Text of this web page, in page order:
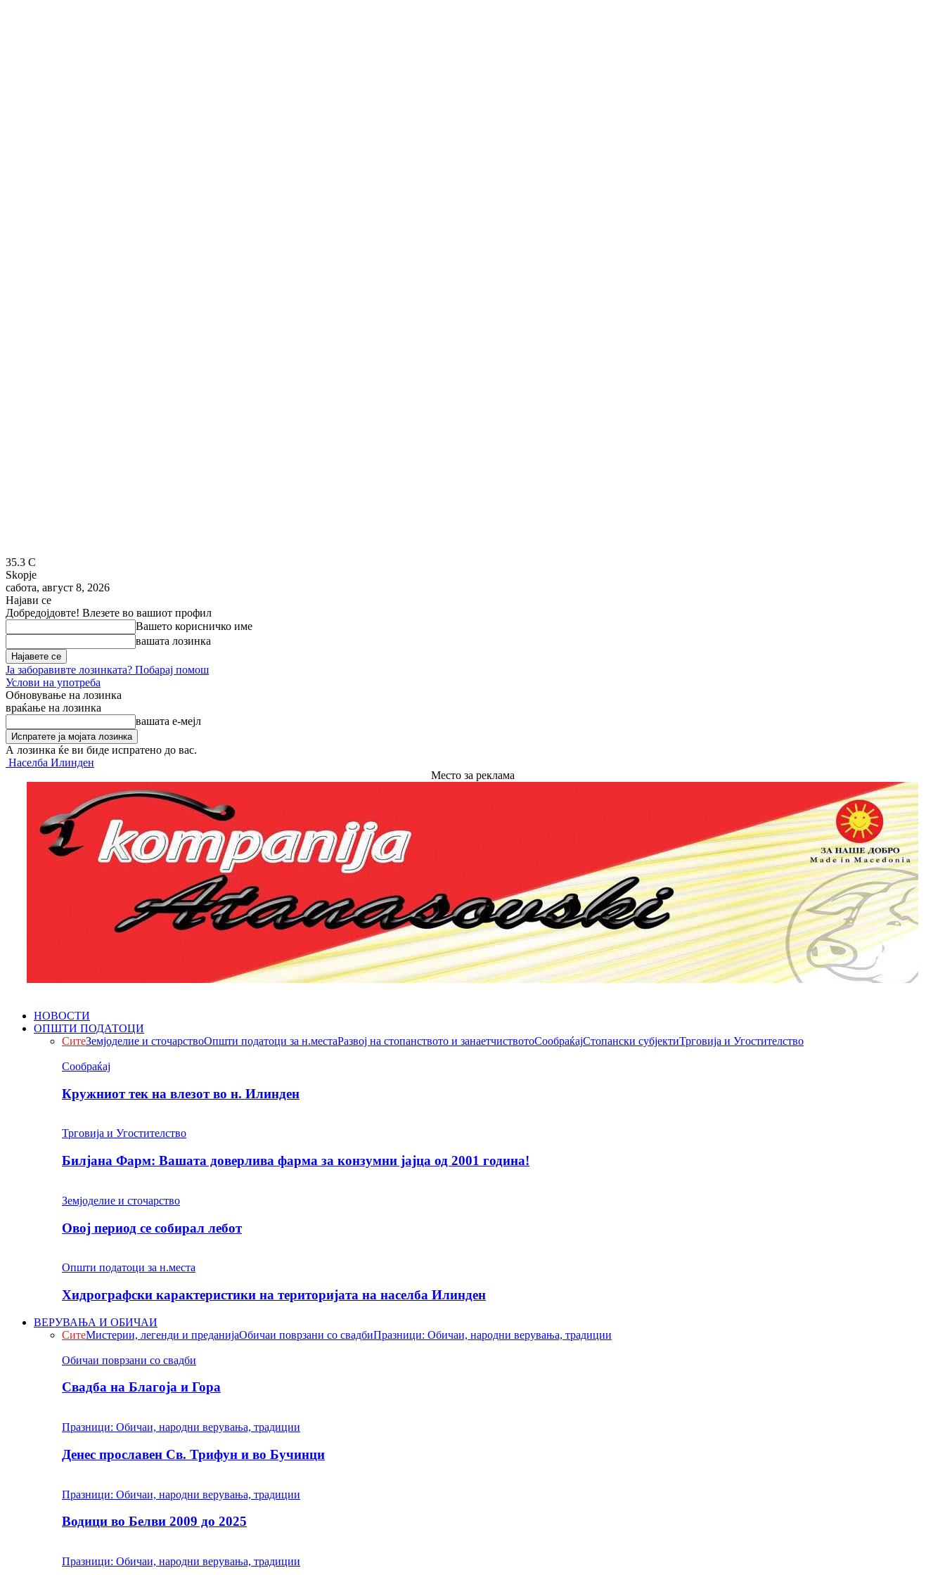
35.3 C
Skopje
сабота, август 8, 2026
Најави се
Добредојдовте! Влезете во вашиот профил
Вашето корисничко име
вашата лозинка
Ја заборавивте лозинката? Побарај помош
Услови на употреба
Обновување на лозинка
враќање на лозинка
вашата е-мејл
А лозинка ќе ви биде испратено до вас.
Населба Илинден
Место за реклама
НОВОСТИ
ОПШТИ ПОДАТОЦИ
СитеЗемјоделие и сточарствоОпшти податоци за н.местаРазвој на стопанството и занаетчиствотоСообраќајСтопански субјектиТрговија и Угостителство
Сообраќај
Кружниот тек на влезот во н. Илинден
Трговија и Угостителство
Билјана Фарм: Вашата доверлива фарма за конзумни јајца од 2001 година!
Земјоделие и сточарство
Овој период се собирал лебот
Општи податоци за н.места
Хидрографски карактеристики на територијата на населба Илинден
ВЕРУВАЊА И ОБИЧАИ
СитеМистерии, легенди и преданијаОбичаи поврзани со свадбиПразници: Обичаи, народни верувања, традиции
Обичаи поврзани со свадби
Свадба на Благоја и Гора
Празници: Обичаи, народни верувања, традиции
Денес прославен Св. Трифун и во Бучинци
Празници: Обичаи, народни верувања, традиции
Водици во Белви 2009 до 2025
Празници: Обичаи, народни верувања, традиции